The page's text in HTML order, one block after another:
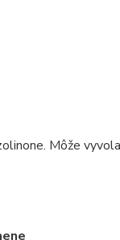
Môže